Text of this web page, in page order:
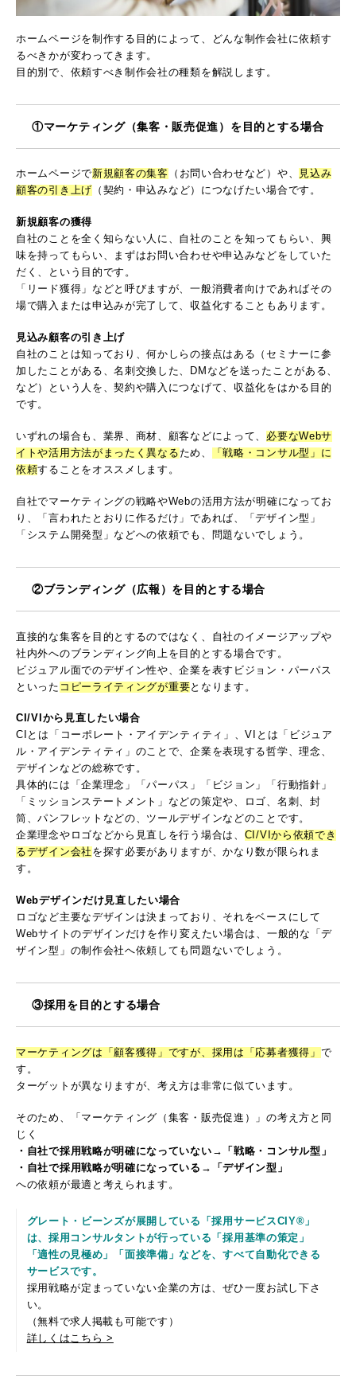
ホームページを制作する目的によって、どんな制作会社に依頼す
るべきかが変わってきます。
目的別で、依頼すべき制作会社の種類を解説します。
①マーケティング（集客・販売促進）を目的とする場合
ホームページで新規顧客の集客 （お問い合わせなど）や、
見込み
顧客の引き上げ
（契約・申込みなど）につなげたい場合です。
新規顧客の獲得
自社のことを全く知らない人に、自社のことを知ってもらい、興
味を持ってもらい、まずはお問い合わせや申込みなどをしていた
だく、という目的です。
「リード獲得」などと呼びますが、一般消費者向けであればその
場で購入または申込みが完了して、収益化することもあります。
見込み顧客の引き上げ
自社のことは知っており、何かしらの接点はある（セミナーに参
加したことがある、名刺交換した、DMなどを送ったことがある、
など）という人を、契約や購入につなげて、収益化をはかる目的
です。
いずれの場合も、業界、商材、顧客などによって、 必要なWebサ
イトや活用方法がまったく異なる ため、
「戦略・コンサル型」に
依頼することをオススメします。
自社でマーケティングの戦略やWebの活用方法が明確になってお
り、「言われたとおりに作るだけ」であれば、「デザイン型」
「システム開発型」などへの依頼でも、問題ないでしょう。
②ブランディング（広報）を目的とする場合
直接的な集客を目的とするのではなく、自社のイメージアップや
社内外へのブランディング向上を目的とする場合です。
ビジュアル面でのデザイン性や、企業を表すビジョン・パーパス
といった コピーライティングが重要となります。
CI/VIから見直したい場合
CIとは「コーポレート・アイデンティティ」、VIとは「ビジュア
ル・アイデンティティ」のことで、企業を表現する哲学、理念、
デザインなどの総称です。
具体的には「企業理念」「パーパス」「ビジョン」「行動指針」
「ミッションステートメント」などの策定や、ロゴ、名刺、封
筒、パンフレットなどの、ツールデザインなどのことです。
企業理念やロゴなどから見直しを行う場合は、 CI/VIから依頼でき
るデザイン会社 を探す必要がありますが、かなり数が限られま
す。
Webデザインだけ見直したい場合
ロゴなど主要なデザインは決まっており、それをベースにして
Webサイトのデザインだけを作り変えたい場合は、一般的な「デ
ザイン型」の制作会社へ依頼しても問題ないでしょう。
③採用を目的とする場合
マーケティングは「顧客獲得」ですが、採用は「応募者獲得」 で
す。
ターゲットが異なりますが、考え方は非常に似ています。
そのため、「マーケティング（集客・販売促進）」の考え方と同
じく
・自社で採用戦略が明確になっていない→「戦略・コンサル型」
・自社で採用戦略が明確になっている→「デザイン型」
への依頼が最適と考えられます。
グレート・ビーンズが展開している「採用サービスCIY®」
は、採用コンサルタントが行っている「採用基準の策定」
「適性の見極め」「面接準備」などを、すべて自動化できる
サービスです。
採用戦略が定まっていない企業の方は、ぜひ一度お試し下さ
い。
（無料で求人掲載も可能です）
詳しくはこちら >